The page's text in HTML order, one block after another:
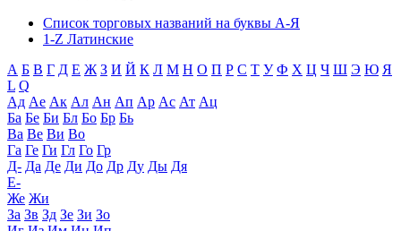
Список торговых названий на буквы А-Я
1-Z Латинские
А Б В Г Д Е Ж З И Й К Л М Н О П Р С Т У Ф Х Ц Ч Ш Э Ю Я
L Q
Ад Ае Ак Ал Ан Ап Ар Ас Ат Ац
Ба Бе Би Бл Бо Бр Бь
Ва Ве Ви Во
Га Ге Ги Гл Го Гр
Д- Да Де Ди До Др Ду Ды Дя
Е-
Же Жи
За Зв Зд Зе Зи Зо